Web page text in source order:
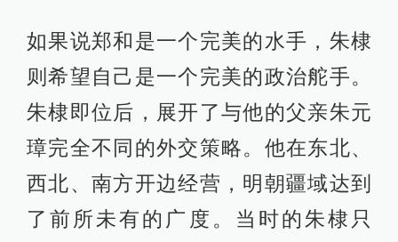
如果说郑和是一个完美的水手，朱棣
则希望自己是一个完美的政治舵手。
朱棣即位后，展开了与他的父亲朱元
璋完全不同的外交策略。他在东北、
西北、南方开边经营，明朝疆域达到
了前所未有的广度。当时的朱棣只